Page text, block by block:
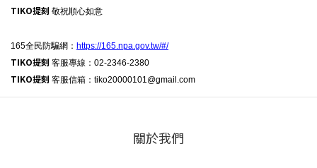
TIKO提刻 敬祝順心如意
165全民防騙網： https://165.npa.gov.tw/#/
TIKO提刻 客服專線：02-2346-2380
TIKO提刻 客服信箱：tiko20000101@gmail.com
關於我們